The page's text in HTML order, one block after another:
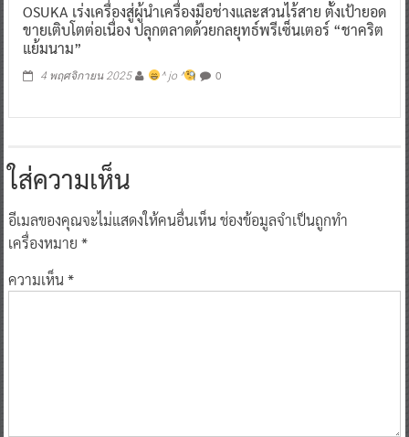
OSUKA เร่งเครื่องสู่ผู้นำเครื่องมือช่างและสวนไร้สาย ตั้งเป้ายอด
ขายเติบโตต่อเนื่อง ปลุกตลาดด้วยกลยุทธ์พรีเซ็นเตอร์ “ชาคริต
แย้มนาม”
4 พฤศจิกายน 2025 ^ jo ^ 0
ใส่ความเห็น
อีเมลของคุณจะไม่แสดงให้คนอื่นเห็นช่องข้อมูลจำเป็นถูกทำ
เครื่องหมาย *
ความเห็น*